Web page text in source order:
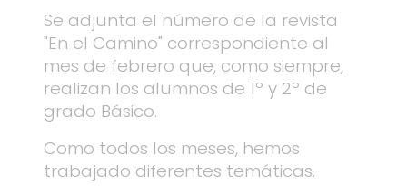
Se adjunta el número de la revista
"En el Camino" correspondiente al
mes de febrero que, como siempre,
realizan los alumnos de 1º y 2º de
grado Básico.
Como todos los meses, hemos
trabajado diferentes temáticas.